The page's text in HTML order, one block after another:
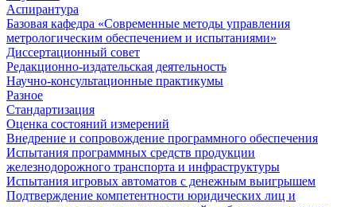
Аспирантура
Базовая кафедра «Современные методы управления
метрологическим обеспечением и испытаниями»
Диссертационный совет
Редакционно-издательская деятельность
Научно-консультационные практикумы
Разное
Стандартизация
Оценка состояний измерений
Внедрение и сопровождение программного обеспечения
Испытания программных средств продукции
железнодорожного транспорта и инфраструктуры
Испытания игровых автоматов с денежным выигрышем
Подтверждение компетентности юридических лиц и